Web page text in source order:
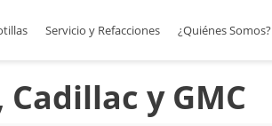
Servicio y Refacciones ¿Quiénes Somos?
y GMC